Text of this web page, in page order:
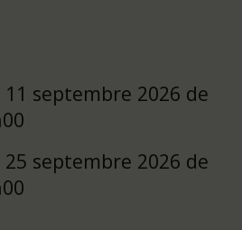
septembre 2026 de
septembre 2026 de